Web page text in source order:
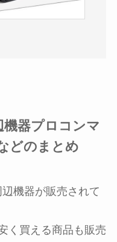
器プロコンマ
どのまとめ
機器が販売されて
く買える商品も販売